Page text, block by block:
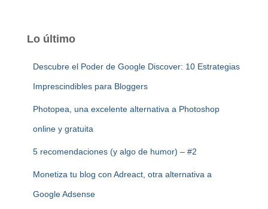
Lo último
Descubre el Poder de Google Discover: 10 Estrategias
Imprescindibles para Bloggers
Photopea, una excelente alternativa a Photoshop
online y gratuita
5 recomendaciones (y algo de humor) – #2
Monetiza tu blog con Adreact, otra alternativa a
Google Adsense